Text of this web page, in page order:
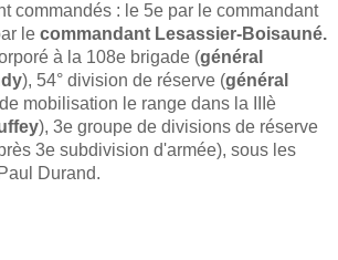
commandés : le 5e par le commandant
le commandant Lesassier-Boisauné.
à la 108e brigade (général
), 54° division de réserve (général
mobilisation le range dans la IIIè
), 3e groupe de divisions de réserve
3e subdivision d'armée), sous les
Durand.